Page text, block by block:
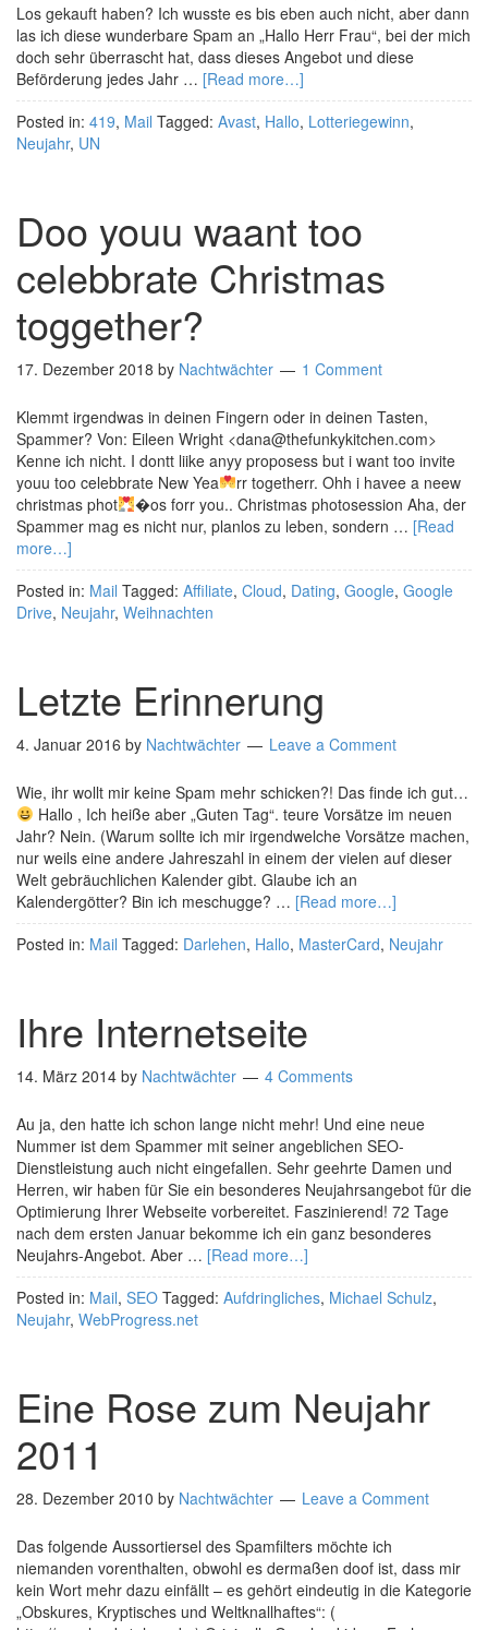
Los gekauft haben? Ich wusste es bis eben auch nicht, aber dann
las ich diese wunderbare Spam an „Hallo Herr Frau“, bei der mich
doch sehr überrascht hat, dass dieses Angebot und diese
Beförderung jedes Jahr … [Read more…]
Posted in: 419, Mail Tagged: Avast, Hallo, Lotteriegewinn,
Neujahr, UN
Doo youu waant too
celebbrate Christmas
toggether?
17. Dezember 2018 by Nachtwächter 1 Comment
Klemmt irgendwas in deinen Fingern oder in deinen Tasten,
Spammer? Von: Eileen Wright <dana@thefunkykitchen.com>
Kenne ich nicht. I dontt liike anyy proposess but i want too invite
youu too celebbrate New Yea
rr togetherr. Ohh i havee a neew
christmas phot
�os forr you.. Christmas photosession Aha, der
Spammer mag es nicht nur, planlos zu leben, sondern … [Read
more…]
Posted in: Mail Tagged: Affiliate, Cloud, Dating, Google, Google
Drive, Neujahr, Weihnachten
Letzte Erinnerung
4. Januar 2016 by Nachtwächter Leave a Comment
Wie, ihr wollt mir keine Spam mehr schicken?! Das finde ich gut…
Hallo , Ich heiße aber „Guten Tag“. teure Vorsätze im neuen
Jahr? Nein. (Warum sollte ich mir irgendwelche Vorsätze machen,
nur weils eine andere Jahreszahl in einem der vielen auf dieser
Welt gebräuchlichen Kalender gibt. Glaube ich an
Kalendergötter? Bin ich meschugge? … [Read more…]
Posted in: Mail Tagged: Darlehen, Hallo, MasterCard, Neujahr
Ihre Internetseite
14. März 2014 by Nachtwächter 4 Comments
Au ja, den hatte ich schon lange nicht mehr! Und eine neue
Nummer ist dem Spammer mit seiner angeblichen SEO-
Dienstleistung auch nicht eingefallen. Sehr geehrte Damen und
Herren, wir haben für Sie ein besonderes Neujahrsangebot für die
Optimierung Ihrer Webseite vorbereitet. Faszinierend! 72 Tage
nach dem ersten Januar bekomme ich ein ganz besonderes
Neujahrs-Angebot. Aber … [Read more…]
Posted in: Mail, SEO Tagged: Aufdringliches, Michael Schulz,
Neujahr, WebProgress.net
Eine Rose zum Neujahr
2011
28. Dezember 2010 by Nachtwächter Leave a Comment
Das folgende Aussortiersel des Spamfilters möchte ich
niemanden vorenthalten, obwohl es dermaßen doof ist, dass mir
kein Wort mehr dazu einfällt – es gehört eindeutig in die Kategorie
„Obskures, Kryptisches und Weltknallhaftes“: (